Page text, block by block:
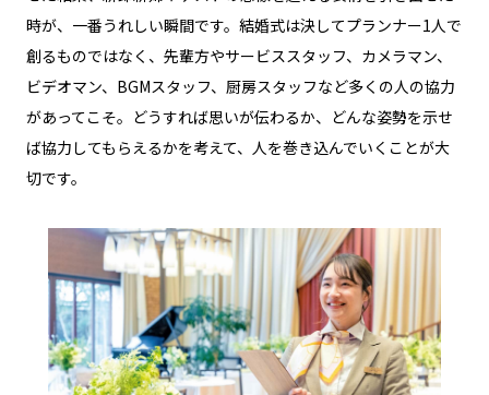
時が、一番うれしい瞬間です。結婚式は決してプランナー1人で
創るものではなく、先輩方やサービススタッフ、カメラマン、
ビデオマン、BGMスタッフ、厨房スタッフなど多くの人の協力
があってこそ。どうすれば思いが伝わるか、どんな姿勢を示せ
ば協力してもらえるかを考えて、人を巻き込んでいくことが大
切です。